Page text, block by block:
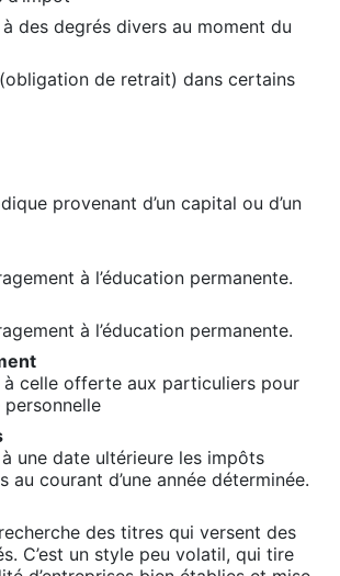
des degrés divers au moment du
de retrait) dans certains
provenant d’un capital ou d’un
à l’éducation permanente.
à l’éducation permanente.
à celle offerte aux particuliers pour
une date ultérieure les impôts
au courant d’une année déterminée.
des titres qui versent des
C’est un style peu volatil, qui tire